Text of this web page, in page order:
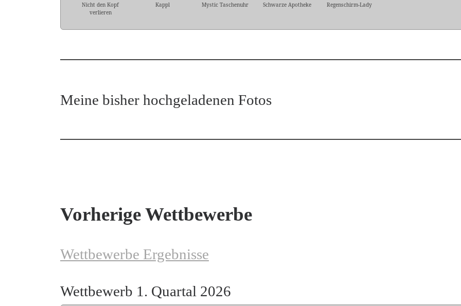
Nicht den Kopf
verlieren
Kappl Mystic Taschenuhr Schwarze Apotheke Regenschirm-Lady
Meine bisher hochgeladenen Fotos
Vorherige Wettbewerbe
Wettbewerbe Ergebnisse
Wettbewerb 1. Quartal 2026